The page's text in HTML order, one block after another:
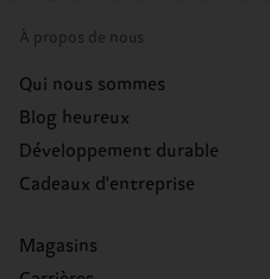
À propos de nous
Qui nous sommes
Blog heureux
Développement durable
Cadeaux d'entreprise
Magasins